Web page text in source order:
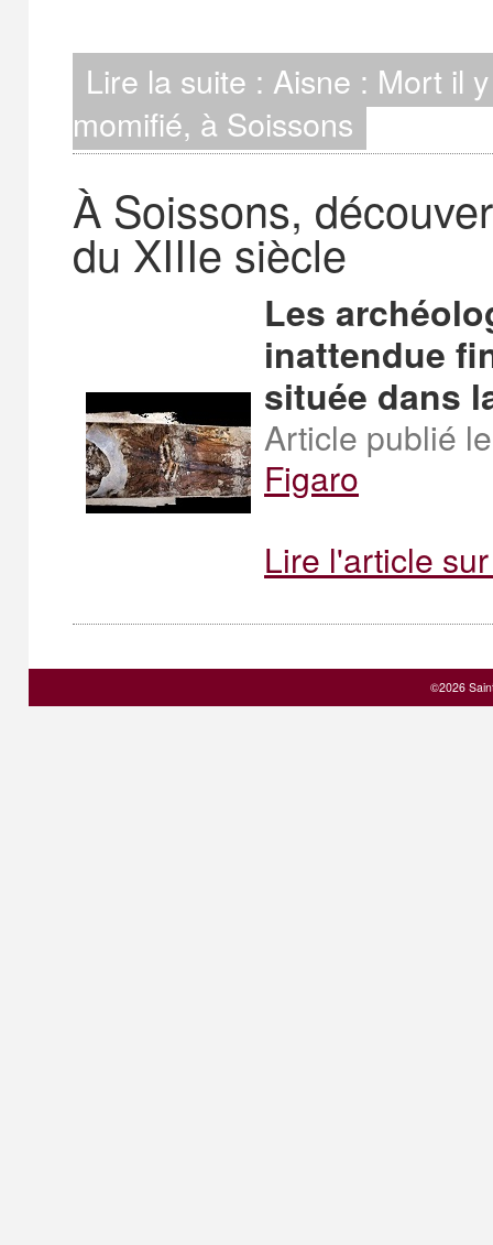
Lire la suite : Aisne : Mort il
momifié, à Soissons
À Soissons,
du XIIIe siècle
Les
inattendue
située dans
Article publié
Figaro
Lire l'article
©2026